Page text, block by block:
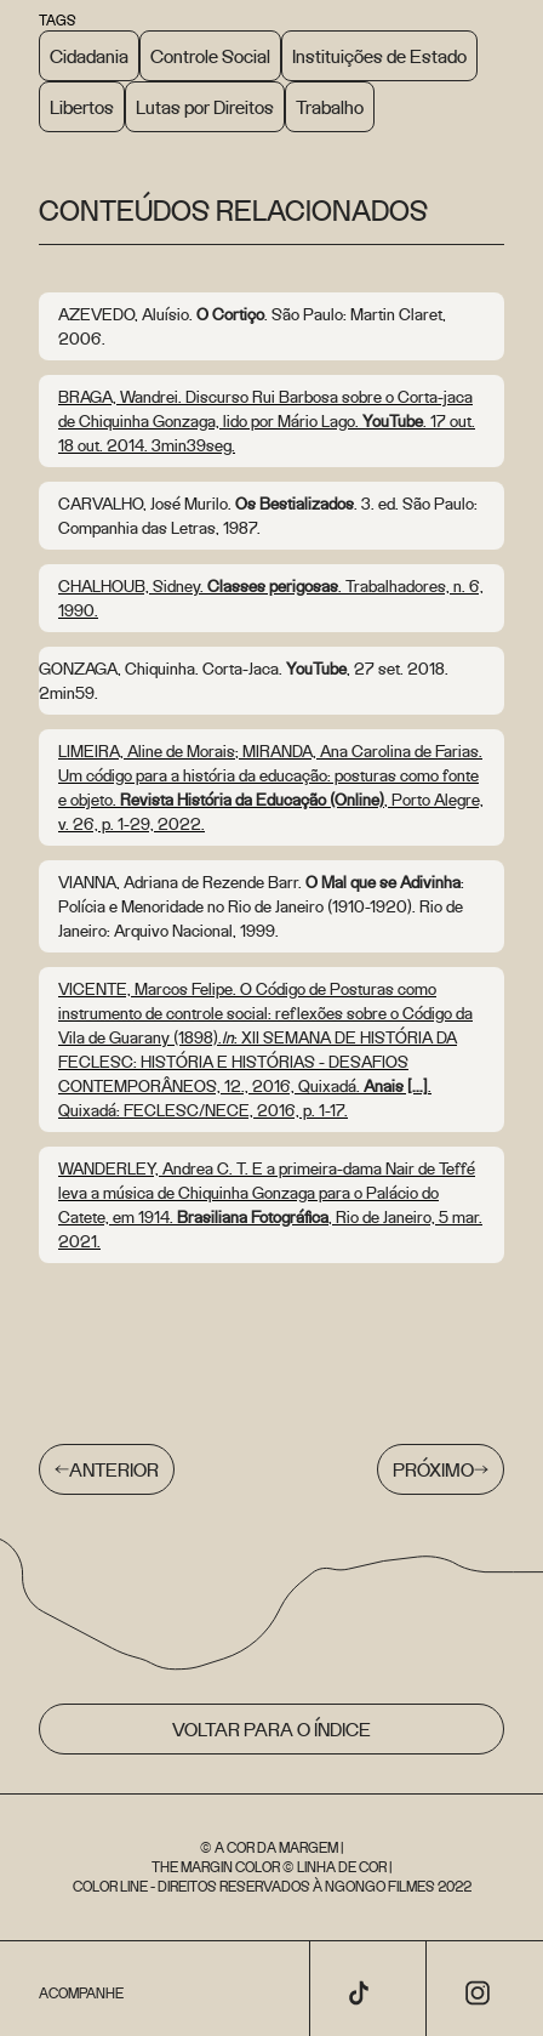
TAGS
Cidadania Controle Social Instituições de Estado
Libertos Lutas por Direitos Trabalho
CONTEÚDOS RELACIONADOS
AZEVEDO, Aluísio. O Cortiço. São Paulo: Martin Claret,
2006.
BRAGA, Wandrei. Discurso Rui Barbosa sobre o Corta-jaca
de Chiquinha Gonzaga, lido por Mário Lago. YouTube. 17 out.
18 out. 2014. 3min39seg.
CARVALHO, José Murilo. Os Bestializados. 3. ed. São Paulo:
Companhia das Letras, 1987.
CHALHOUB, Sidney. Classes perigosas. Trabalhadores, n. 6,
1990.
GONZAGA, Chiquinha. Corta-Jaca. YouTube, 27 set. 2018.
2min59.
LIMEIRA, Aline de Morais; MIRANDA, Ana Carolina de Farias.
Um código para a história da educação: posturas como fonte
e objeto. Revista História da Educação (Online), Porto Alegre,
v. 26, p. 1-29, 2022.
VIANNA, Adriana de Rezende Barr. O Mal que se Adivinha:
Polícia e Menoridade no Rio de Janeiro (1910-1920). Rio de
Janeiro: Arquivo Nacional, 1999.
VICENTE, Marcos Felipe. O Código de Posturas como
instrumento de controle social: reflexões sobre o Código da
Vila de Guarany (1898).In: XII SEMANA DE HISTÓRIA DA
FECLESC: HISTÓRIA E HISTÓRIAS - DESAFIOS
CONTEMPORÂNEOS, 12., 2016, Quixadá. Anais [...].
Quixadá: FECLESC/NECE, 2016, p. 1-17.
WANDERLEY, Andrea C. T. E a primeira-dama Nair de Teffé
leva a música de Chiquinha Gonzaga para o Palácio do
Catete, em 1914. Brasiliana Fotográfica, Rio de Janeiro, 5 mar.
2021.
ANTERIOR PRÓXIMO
VOLTAR PARA O ÍNDICE
© A COR DA MARGEM |
THE MARGIN COLOR © LINHA DE COR |
COLOR LINE - DIREITOS RESERVADOS À NGONGO FILMES 2022
ACOMPANHE